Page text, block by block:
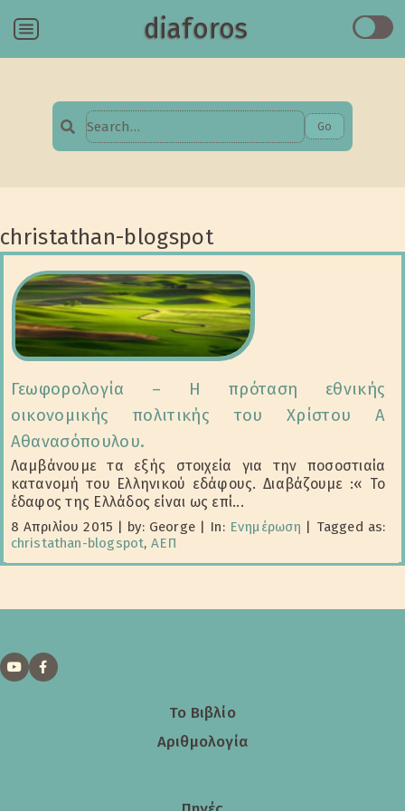
Menu diaforos
Search
Go
christathan-blogspot
Γεωφορολογία – Η πρόταση εθνικής
οικονομικής πολιτικής του Χρίστου Α
Αθανασόπουλου.
Λαμβάνουμε τα εξής στοιχεία για την ποσοστιαία
κατανομή του Ελληνικού εδάφους. Διαβάζουμε :« Το
έδαφος της Ελλάδος είναι ως επί...
8 Απριλίου 2015 by: George| In: Ενημέρωση
Tagged as:
christathan-blogspot, ΑΕΠ
Το Βιβλίο
Αριθμολογία